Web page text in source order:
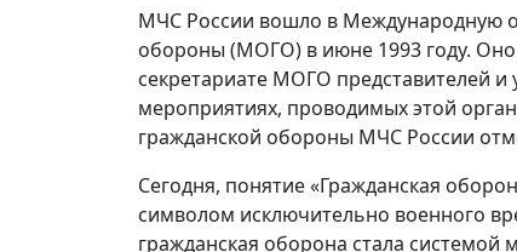
МЧС России вошло в Международную
обороны (МОГО) в июне 1993 году.
секретариате МОГО представителей и
мероприятиях, проводимых этой
гражданской обороны МЧС России
Сегодня, понятие «Гражданская
символом исключительно военного
гражданская оборона стала